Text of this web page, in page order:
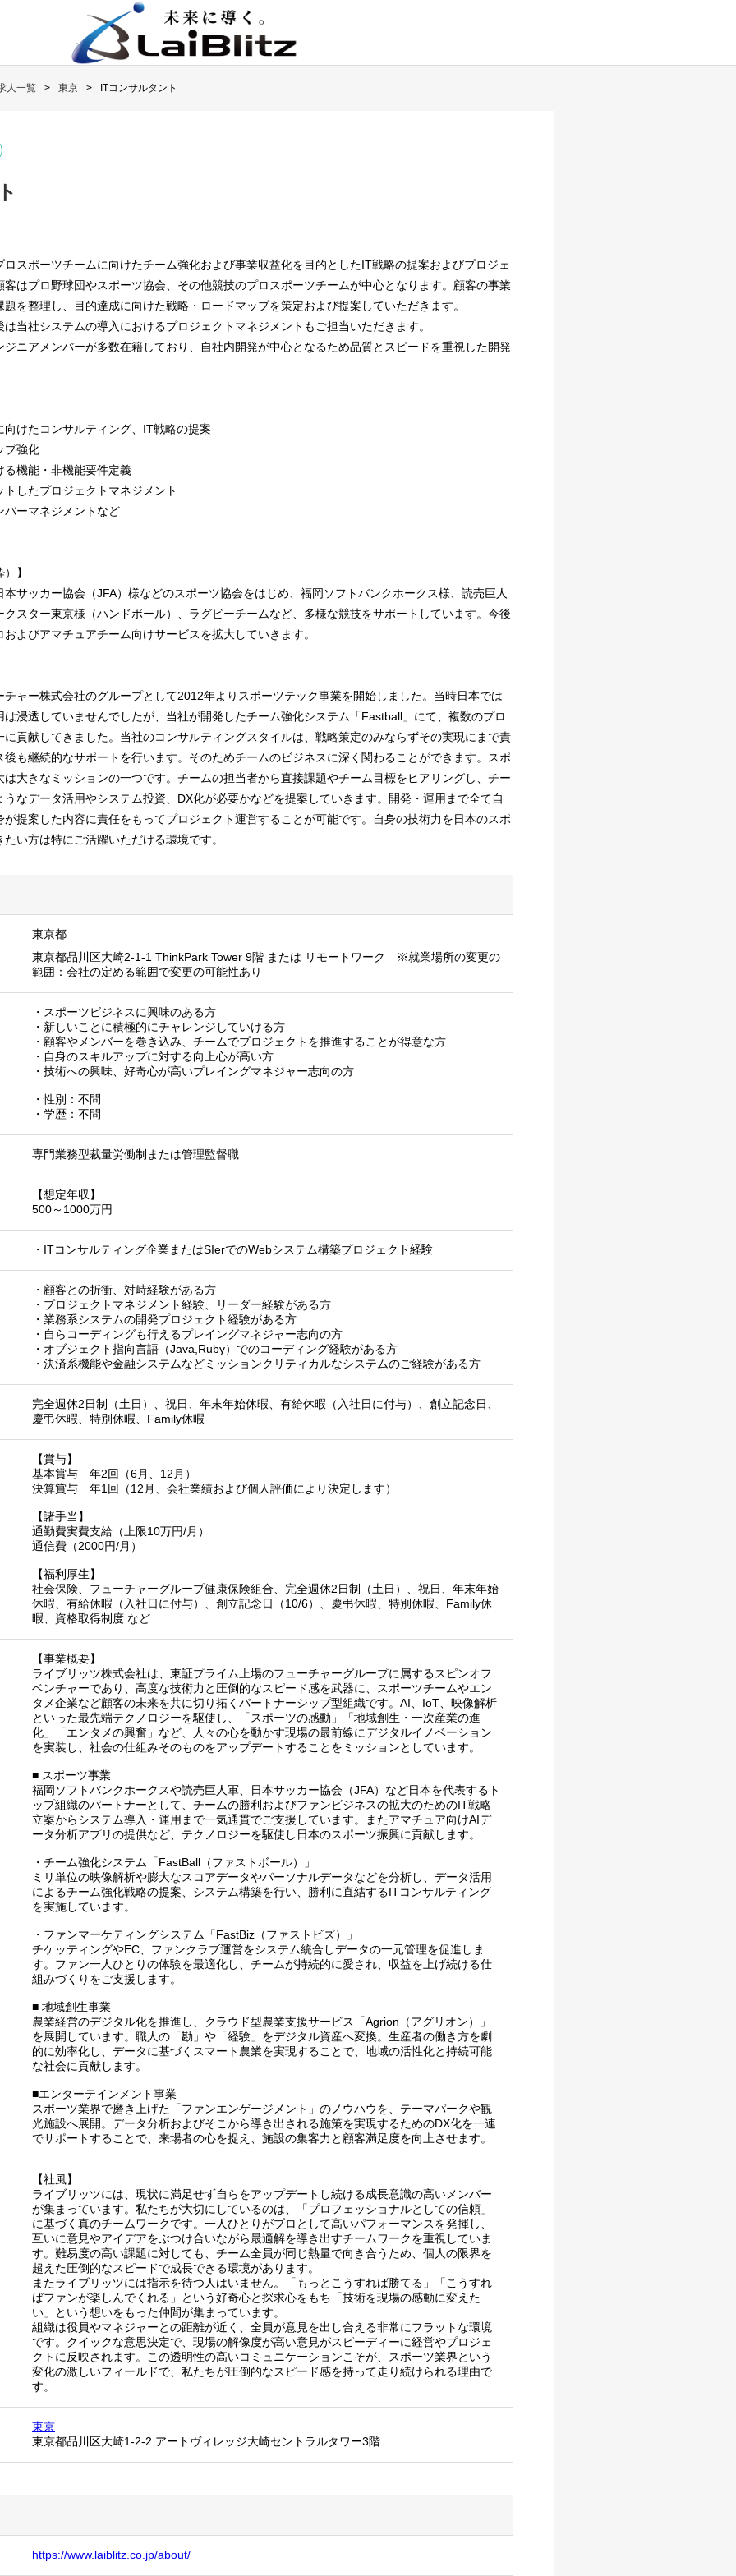
人一覧 東京 ITコンサルタント
スポーツチームに向けたチーム強化および事業収益化を目的としたIT戦略の提案およびプロジェ
はプロ野球団やスポーツ協会、その他競技のプロスポーツチームが中心となります。顧客の事業
を整理し、目的達成に向けた戦略・ロードマップを策定および提案していただきます。
当社システムの導入におけるプロジェクトマネジメントもご担当いただきます。
ニアメンバーが多数在籍しており、自社内開発が中心となるため品質とスピードを重視した開発
けたコンサルティング、IT戦略の提案
プ強化
機能・非機能要件定義
したプロジェクトマネジメント
バーマネジメントなど
】
サッカー協会（JFA）様などのスポーツ協会をはじめ、福岡ソフトバンクホークス様、読売巨人
スター東京様（ハンドボール）、ラグビーチームなど、多様な競技をサポートしています。今後
よびアマチュアチーム向けサービスを拡大していきます。
ャー株式会社のグループとして2012年よりスポーツテック事業を開始しました。当時日本では
浸透していませんでしたが、当社が開発したチーム強化システム「Fastball」にて、複数のプロ
貢献してきました。当社のコンサルティングスタイルは、戦略策定のみならずその実現にまで責
も継続的なサポートを行います。そのためチームのビジネスに深く関わることができます。スポ
大きなミッションの一つです。チームの担当者から直接課題やチーム目標をヒアリングし、チー
なデータ活用やシステム投資、DX化が必要かなどを提案していきます。開発・運用まで全て自
提案した内容に責任をもってプロジェクト運営することが可能です。自身の技術力を日本のスポ
い方は特にご活躍いただける環境です。
東京都
東京都品川区大崎2-1-1 ThinkPark Tower 9階 または リモートワーク ※就業場所の変更の
範囲：会社の定める範囲で変更の可能性あり
・スポーツビジネスに興味のある方
・新しいことに積極的にチャレンジしていける方
・顧客やメンバーを巻き込み、チームでプロジェクトを推進することが得意な方
・自身のスキルアップに対する向上心が高い方
・技術への興味、好奇心が高いプレイングマネジャー志向の方
・性別：不問
・学歴：不問
専門業務型裁量労働制または管理監督職
【想定年収】
500～1000万円
・ITコンサルティング企業またはSIerでのWebシステム構築プロジェクト経験
・顧客との折衝、対峙経験がある方
・プロジェクトマネジメント経験、リーダー経験がある方
・業務系システムの開発プロジェクト経験がある方
・自らコーディングも行えるプレイングマネジャー志向の方
・オブジェクト指向言語（Java,Ruby）でのコーディング経験がある方
・決済系機能や金融システムなどミッションクリティカルなシステムのご経験がある方
完全週休2日制（土日）、祝日、年末年始休暇、有給休暇（入社日に付与）、創立記念日、
慶弔休暇、特別休暇、Family休暇
【賞与】
基本賞与 年2回（6月、12月）
決算賞与 年1回（12月、会社業績および個人評価により決定します）
【諸手当】
通勤費実費支給（上限10万円/月）
通信費（2000円/月）
【福利厚生】
社会保険、フューチャーグループ健康保険組合、完全週休2日制（土日）、祝日、年末年始
休暇、有給休暇（入社日に付与）、創立記念日（10/6）、慶弔休暇、特別休暇、Family休
暇、資格取得制度 など
【事業概要】
ライブリッツ株式会社は、東証プライム上場のフューチャーグループに属するスピンオフ
ベンチャーであり、高度な技術力と圧倒的なスピード感を武器に、スポーツチームやエン
タメ企業など顧客の未来を共に切り拓くパートナーシップ型組織です。AI、IoT、映像解析
といった最先端テクノロジーを駆使し、「スポーツの感動」「地域創生・一次産業の進
化」「エンタメの興奮」など、人々の心を動かす現場の最前線にデジタルイノベーション
を実装し、社会の仕組みそのものをアップデートすることをミッションとしています。
■ スポーツ事業
福岡ソフトバンクホークスや読売巨人軍、日本サッカー協会（JFA）など日本を代表するト
ップ組織のパートナーとして、チームの勝利およびファンビジネスの拡大のためのIT戦略
立案からシステム導入・運用まで一気通貫でご支援しています。またアマチュア向けAIデ
ータ分析アプリの提供など、テクノロジーを駆使し日本のスポーツ振興に貢献します。
・チーム強化システム「FastBall（ファストボール）」
ミリ単位の映像解析や膨大なスコアデータやパーソナルデータなどを分析し、データ活用
によるチーム強化戦略の提案、システム構築を行い、勝利に直結するITコンサルティング
を実施しています。
・ファンマーケティングシステム「FastBiz（ファストビズ）」
チケッティングやEC、ファンクラブ運営をシステム統合しデータの一元管理を促進しま
す。ファン一人ひとりの体験を最適化し、チームが持続的に愛され、収益を上げ続ける仕
組みづくりをご支援します。
■ 地域創生事業
農業経営のデジタル化を推進し、クラウド型農業支援サービス「Agrion（アグリオン）」
を展開しています。職人の「勘」や「経験」をデジタル資産へ変換。生産者の働き方を劇
的に効率化し、データに基づくスマート農業を実現することで、地域の活性化と持続可能
な社会に貢献します。
■エンターテインメント事業
スポーツ業界で磨き上げた「ファンエンゲージメント」のノウハウを、テーマパークや観
光施設へ展開。データ分析およびそこから導き出される施策を実現するためのDX化を一連
でサポートすることで、来場者の心を捉え、施設の集客力と顧客満足度を向上させます。
【社風】
ライブリッツには、現状に満足せず自らをアップデートし続ける成長意識の高いメンバー
が集まっています。私たちが大切にしているのは、「プロフェッショナルとしての信頼」
に基づく真のチームワークです。一人ひとりがプロとして高いパフォーマンスを発揮し、
互いに意見やアイデアをぶつけ合いながら最適解を導き出すチームワークを重視していま
す。難易度の高い課題に対しても、チーム全員が同じ熱量で向き合うため、個人の限界を
超えた圧倒的なスピードで成長できる環境があります。
またライブリッツには指示を待つ人はいません。「もっとこうすれば勝てる」「こうすれ
ばファンが楽しんでくれる」という好奇心と探求心をもち「技術を現場の感動に変えた
い」という想いをもった仲間が集まっています。
組織は役員やマネジャーとの距離が近く、全員が意見を出し合える非常にフラットな環境
です。クイックな意思決定で、現場の解像度が高い意見がスピーディーに経営やプロジェ
クトに反映されます。この透明性の高いコミュニケーションこそが、スポーツ業界という
変化の激しいフィールドで、私たちが圧倒的なスピード感を持って走り続けられる理由で
す。
東京
東京都品川区大崎1-2-2 アートヴィレッジ大崎セントラルタワー3階
https://www.laiblitz.co.jp/about/